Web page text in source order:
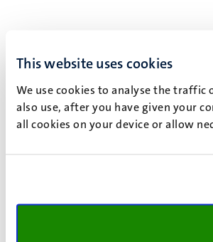
This website uses cookies
We use cookies to analyse the
also use, after you have given your
all cookies on your device or allow